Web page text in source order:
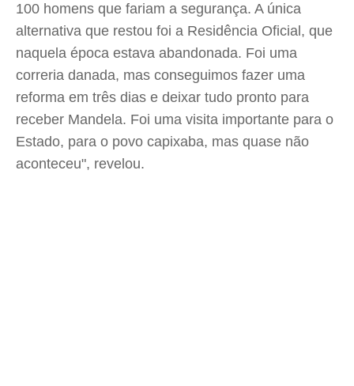
100 homens que fariam a segurança. A única
alternativa que restou foi a Residência Oficial, que
naquela época estava abandonada. Foi uma
correria danada, mas conseguimos fazer uma
reforma em três dias e deixar tudo pronto para
receber Mandela. Foi uma visita importante para o
Estado, para o povo capixaba, mas quase não
aconteceu", revelou.